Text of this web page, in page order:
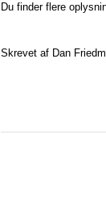
Du finder flere
Skrevet af Dan